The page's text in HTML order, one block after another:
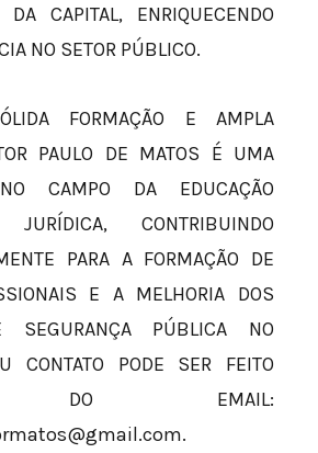
DA CAPITAL, ENRIQUECENDO
NO SETOR PÚBLICO.
FORMAÇÃO E AMPLA
PAULO DE MATOS É UMA
NO CAMPO DA EDUCAÇÃO
CONTRIBUINDO
PARA A FORMAÇÃO DE
E A MELHORIA DOS
SEGURANÇA PÚBLICA NO
CONTATO PODE SER FEITO
DO EMAIL:
.